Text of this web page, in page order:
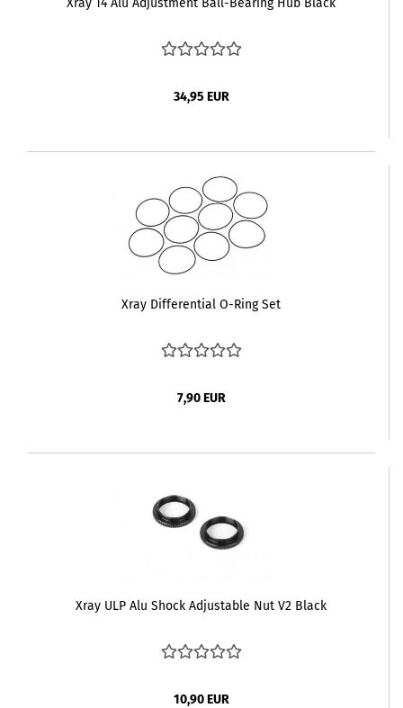
Xray T4 Alu Adjustment Ball-Bearing Hub Black
34,95 EUR
Xray Differential O-Ring Set
7,90 EUR
Xray ULP Alu Shock Adjustable Nut V2 Black
10,90 EUR